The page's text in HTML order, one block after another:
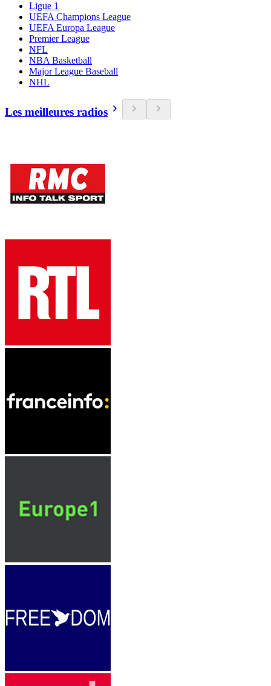
Ligue 1
UEFA Champions League
UEFA Europa League
Premier League
NFL
NBA Basketball
Major League Baseball
NHL
Les meilleures radios